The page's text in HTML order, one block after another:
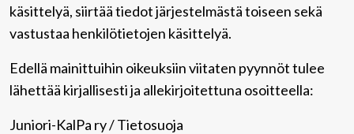
käsittelyä, siirtää tiedot järjestelmästä toiseen sekä
vastustaa henkilötietojen käsittelyä.
Edellä mainittuihin oikeuksiin viitaten pyynnöt tulee
lähettää kirjallisesti ja allekirjoitettuna osoitteella:
Juniori-KalPa ry / Tietosuoja